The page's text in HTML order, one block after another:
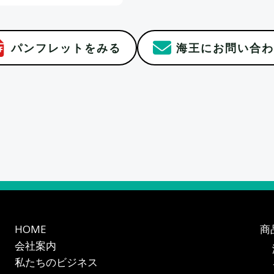
パンフレットをみる 海王にお問い合
HOME
会社案内
私たちのビジネス
商